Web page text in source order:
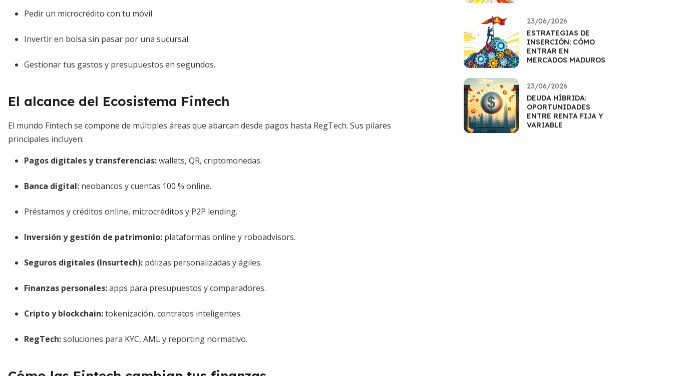
Pedir un microcrédito con tu móvil.
Invertir en bolsa sin pasar por una sucursal.
Gestionar tus gastos y presupuestos en segundos.
El alcance del Ecosistema Fintech
El mundo Fintech se compone de múltiples áreas que abarcan desde pagos hasta RegTech. Sus pilares
principales incluyen:
Pagos digitales y transferencias:wallets, QR, criptomonedas.
Banca digital: neobancos y cuentas 100 % online.
Préstamos y créditos online, microcréditos y P2P lending.
Inversión y gestión de patrimonio: plataformas online y roboadvisors.
Seguros digitales (Insurtech): pólizas personalizadas y ágiles.
Finanzas personales:apps para presupuestos y comparadores.
Cripto y blockchain:tokenización, contratos inteligentes.
RegTech:soluciones para KYC, AML y reporting normativo.
23/06/2026
ESTRATEGIAS DE
INSERCIÓN: CÓMO
ENTRAR EN
MERCADOS MADUROS
23/06/2026
DEUDA HÍBRIDA:
OPORTUNIDADES
ENTRE RENTA FIJA Y
VARIABLE